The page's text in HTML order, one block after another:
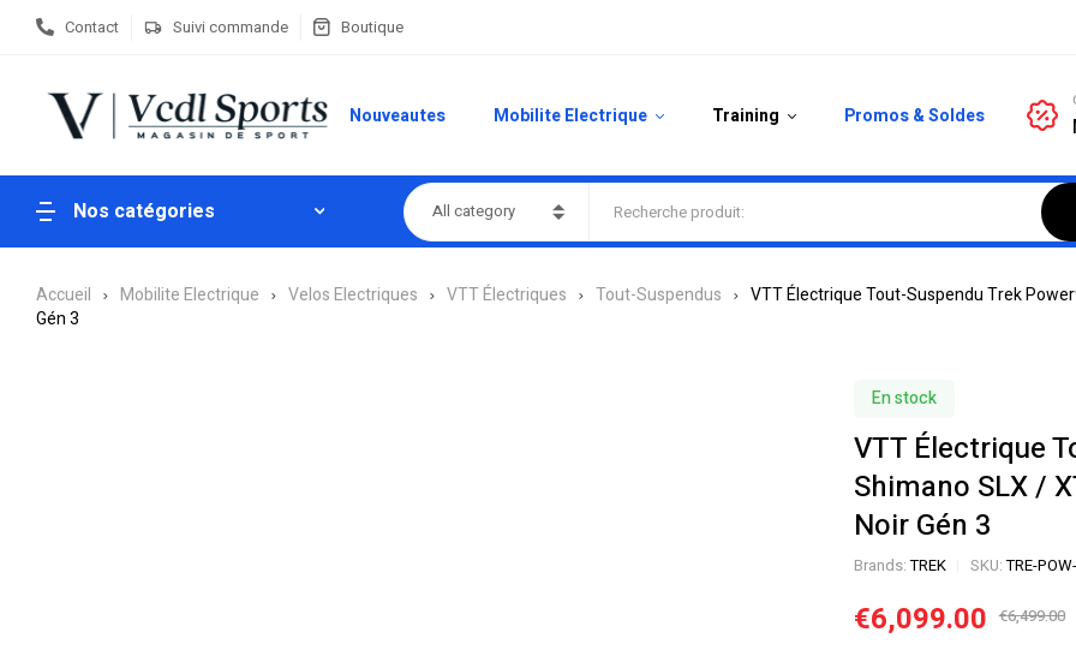
Contact Suivi commande Boutique
Nouveautes Mobilite Electrique Training Promos & Soldes
Nos catégories All category
Accueil Mobilite Electrique Velos Electriques VTT Électriques Tout-Suspendus
VTT Électrique Tout-Suspendu Trek
Gén 3
En stock
VTT Électrique
Shimano SLX /
Noir Gén 3
Brands:TREK SKU:TRE-
€6,499.00
€6,099.00